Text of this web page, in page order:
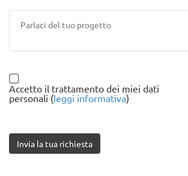
Accetto il trattamento dei miei dati
personali (leggi informativa)
Invia la tua richiesta